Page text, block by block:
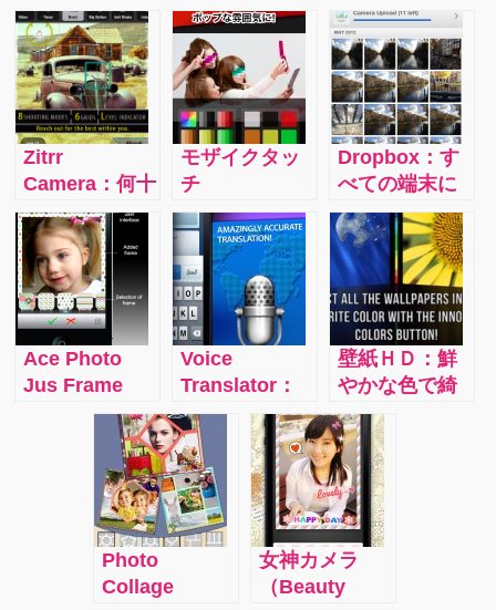
Zitrr
Camera：何十
種類ものエフ
ェクトや編集
機能があるば
かりでなくタ
イマーや連続
撮影といった
撮影機能も充
実の画期的カ
メラアプリ
モザイクタッ
チ
(MosaicTouch)：
撮影した写真
の必要な一部
分にワンタッ
チでモザイク
がかけられる
アプリ。ソー
シャルネット
ワークを楽し
みながらもプ
ライバシーを
守れて安心で
す。
Dropbox：す
べての端末に
おいてアップ
ロードされた
データは自動
的に同期！圧
倒的に使いや
すいのが無料
でも提供され
ているクラウ
ドサービスの
ドロップボッ
クス
Ace Photo
Jus Frame
（Pro）：写真
にかわいいフ
レームをつけ
ることのでき
るアプリ。品
の良いパステ
ルカラーの美
しいフレーム
Voice
Translator：
話すだけでそ
の内容を６０
以上もの言語
で翻訳してく
れるというア
プリ。訳文を
文字で出すだ
けではなく、
壁紙ＨＤ：鮮
やかな色で綺
麗なのが特徴
ですし、しか
も自分で加工
出来たりもす
る！操作もシ
ンプル
Photo
Collage
女神カメラ
（Beauty